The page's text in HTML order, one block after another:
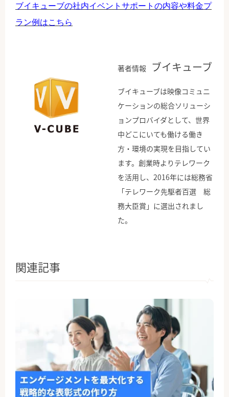
ブイキューブの社内イベントサポートの内容や料金プ
ラン例はこちら
著者情報 ブイキューブ
ブイキューブは映像コミュニ
ケーションの総合ソリューシ
ョンプロバイダとして、世界
中どこにいても働ける働き
方・環境の実現を目指してい
ます。創業時よりテレワーク
を活用し、2016年には総務省
「テレワーク先駆者百選 総
務大臣賞」に選出されまし
た。
関連記事